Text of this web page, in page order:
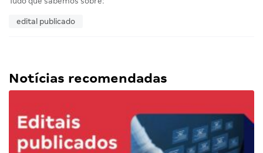
edital publicado
Notícias recomendadas